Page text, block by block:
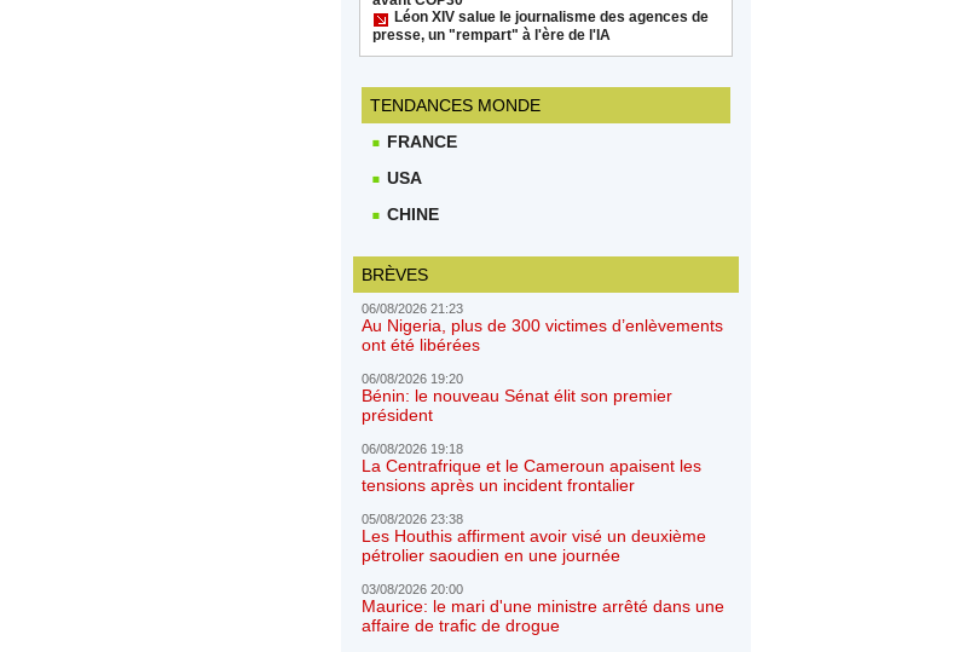
Léon XIV salue le journalisme des agences de
presse, un "rempart" à l'ère de l'IA
TENDANCES MONDE
FRANCE
USA
CHINE
BRÈVES
06/08/2026 21:23
Au Nigeria, plus de 300 victimes d’enlèvements
ont été libérées
06/08/2026 19:20
Bénin: le nouveau Sénat élit son premier
président
06/08/2026 19:18
La Centrafrique et le Cameroun apaisent les
tensions après un incident frontalier
05/08/2026 23:38
Les Houthis affirment avoir visé un deuxième
pétrolier saoudien en une journée
03/08/2026 20:00
Maurice: le mari d'une ministre arrêté dans une
affaire de trafic de drogue